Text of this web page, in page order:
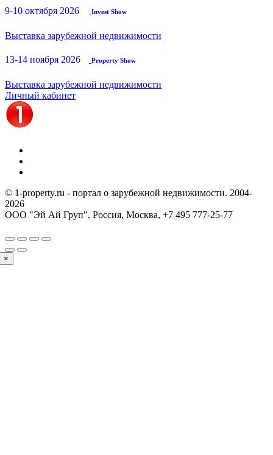
9-10 октября 2026 Invest Show
Выставка зарубежной недвижимости
13-14 ноября 2026 Property Show
Выставка зарубежной недвижимости
Личный кабинет
© 1-property.ru - портал о зарубежной недвижимости. 2004-
2026
ООО "Эй Ай Груп", Россия, Москва, +7 495 777-25-77
×